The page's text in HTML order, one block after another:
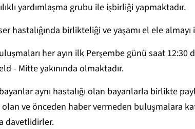
yardımlaşma grubu ile işbirliĝi yapmaktadır.
hastalıĝında birlikteliĝi ve yaşamı el ele almayı
her ayın ilk Perşembe günü saat 12:30
- Mitte yakınında olmaktadır.
aynı hastalıĝı olan bayanlarla birlikte
ve önceden haber vermeden buluşmalara
davetlidirler.